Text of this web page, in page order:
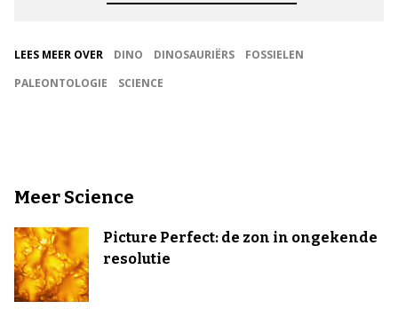
LEES MEER OVER DINO DINOSAURIËRS
FOSSIELEN
PALEONTOLOGIE
SCIENCE
Meer Science
Picture Perfect: de zon in ongekende
resolutie